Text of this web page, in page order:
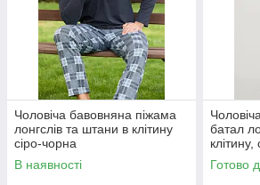
Чоловіча бавовняна піжама
лонгслів та штани в клітину
сіро-чорна
В наявності
батал
клітину,
Готово